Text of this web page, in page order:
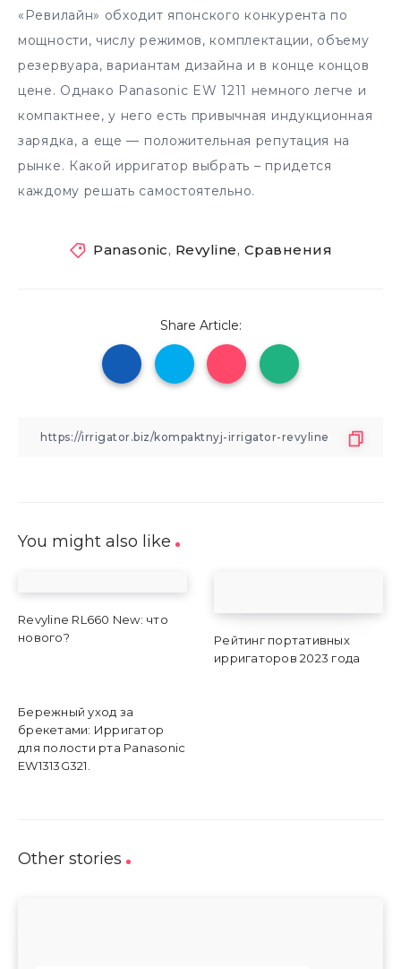
«Ревилайн» обходит японского конкурента по
мощности, числу режимов, комплектации, объему
резервуара, вариантам дизайна и в конце концов
цене. Однако Panasonic EW 1211 немного легче и
компактнее, у него есть привычная индукционная
зарядка, а еще — положительная репутация на
рынке. Какой ирригатор выбрать – придется
каждому решать самостоятельно.
Panasonic, Revyline, Сравнения
Share Article:
You might also like
Revyline RL660 New: что
нового?
Рейтинг портативных
ирригаторов 2023 года
Бережный уход за
брекетами: Ирригатор
для полости рта Panasonic
EW1313G321.
Other stories